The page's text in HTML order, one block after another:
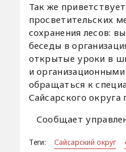
Так же
просветительских
сохранения лесов:
беседы в
открытые уроки в
и
обращаться к
Сайсарского округа
Сообщает
Теги: Сайсарский округ